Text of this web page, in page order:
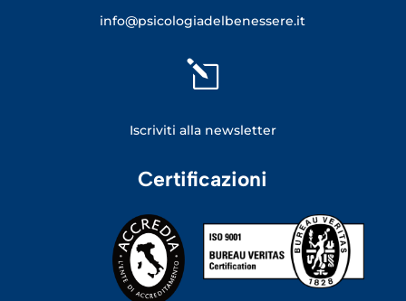
info@psicologiadelbenessere.it
l
Iscriviti alla newsletter
Certificazioni